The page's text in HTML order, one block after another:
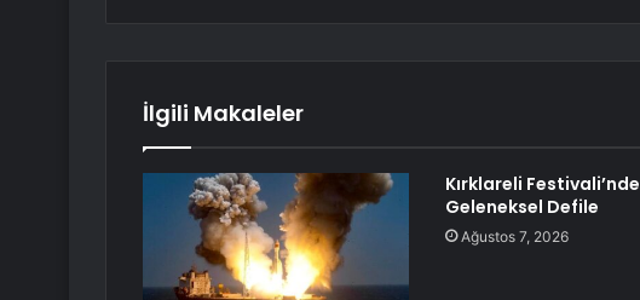
İlgili Makaleler
Kırklareli Festivali’nde
Geleneksel Defile
Ağustos 7, 2026